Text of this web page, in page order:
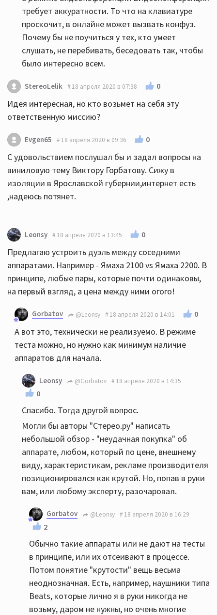
требует аккуратности. То что на клавиатуре
проскочит, в онлайне может вызвать конфуз.
Почему бы не поучиться у тех, кто умеет
слушать, не перебивать, беседовать так, чтобы
было интересно всем.
StereoLelik 18 апреля 2020 в 07:38 0
Идея интересная, но кто возьмет на себя эту
ответственную миссию?
Evgen65 18 апреля 2020 в 09:36 0
С удовольствием послушал бы и задал вопросы на
виниловую тему Виктору Горбатову. Сижу в
изоляции в Ярославской губернии,интернет есть
,надеюсь потянет.
Leonsy 18 апреля 2020 в 13:45 0
Предлагаю устроить дуэль между соседними
аппаратами. Например - Ямаха 2100 vs Ямаха 2200. В
принципе, любые пары, которые почти одинаковы,
на первый взгляд, а цена между ними огого!
Gorbatov @Leonsy 18 апреля 2020 в 14:01 0
А вот это, технически не реализуемо. В режиме
теста можно, но нужно как минимум наличие
аппаратов для начала.
Leonsy @Gorbatov 18 апреля 2020 в 14:35
0
Спасибо. Тогда другой вопрос.
Могли бы авторы "Стерео.ру" написать
небольшой обзор - "неудачная покупка" об
аппарате, любом, который по цене, внешнему
виду, характеристикам, рекламе производителя
позиционировался как крутой. Но, попав в руки
вам, или любому эксперту, разочаровал.
Gorbatov @Leonsy 18 апреля 2020 в 16:29
2
Обычно такие аппараты или не дают на тесты
в принципе, или их отсеивают в процессе.
Потом понятие "крутости" вещь весьма
неоднозначная. Есть, например, наушники типа
Beats, которые лично я в руки никогда не
возьму, даром не нужны, но очень многие